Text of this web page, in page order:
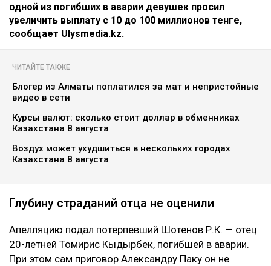
одной из погибших в аварии девушек просил
увеличить выплату с 10 до 100 миллионов тенге,
сообщает Ulysmedia.kz.
ЧИТАЙТЕ ТАКЖЕ
Блогер из Алматы поплатился за мат и непристойные
видео в сети
Курсы валют: сколько стоит доллар в обменниках
Казахстана 8 августа
Воздух может ухудшиться в нескольких городах
Казахстана 8 августа
Глубину страданий отца не оценили
Апелляцию подал потерпевший Шотенов Р.К. — отец
20-летней Томирис Кыдырбек, погибшей в аварии.
При этом сам приговор Александру Паку он не